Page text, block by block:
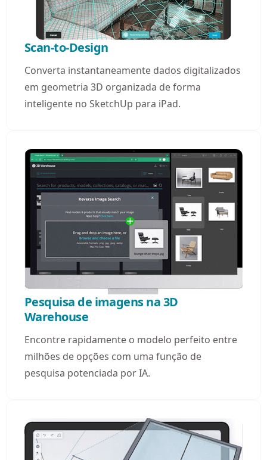
Scan-to-Design
Converta instantaneamente dados digitalizados
em geometria 3D organizada de forma
inteligente no SketchUp para iPad.
Pesquisa de imagens na 3D
Warehouse
​​Encontre rapidamente o modelo perfeito entre
milhões de opções com uma função de
pesquisa potenciada por IA.